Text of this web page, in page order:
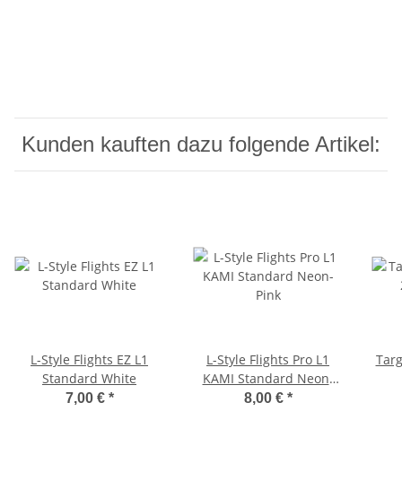
Kunden kauften dazu folgende Artikel:
L-Style Flights EZ L1
Standard White
7,00 € *
L-Style Flights Pro L1
KAMI Standard Neon-
Pink
8,00 € *